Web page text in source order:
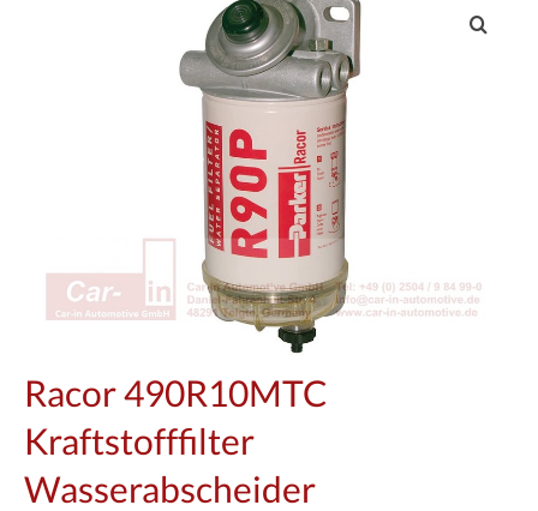
Racor 490R10MTC
Kraftstofffilter
Wasserabscheider